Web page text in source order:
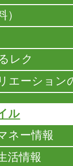
）
レク
エーション
ル
ネー情報
活情報